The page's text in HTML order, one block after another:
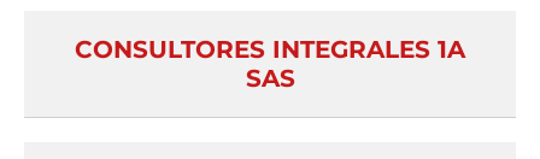
CONSULTORES INTEGRALES 1A
SAS